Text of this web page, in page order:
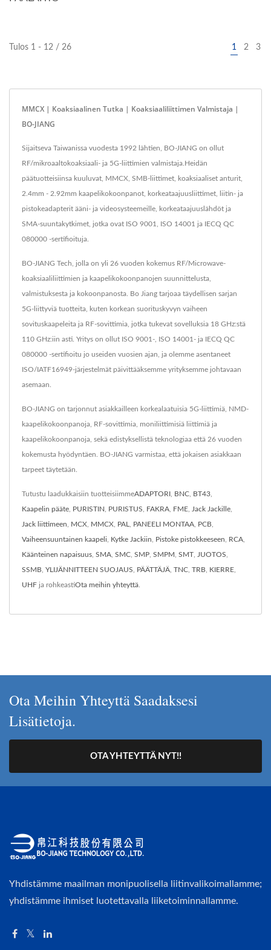
Tulos 1 - 12 / 26 1 2 3
MMCX | Koaksiaalinen Tutka | Koaksiaaliliittimen Valmistaja |
BO-JIANG
Sijaitseva Taiwanissa vuodesta 1992 lähtien, BO-JIANG on ollut
RF/mikroaaltokoaksiaali- ja 5G-liittimien valmistaja.Heidän
päätuotteisiinsa kuuluvat, MMCX, SMB-liittimet, koaksiaaliset anturit,
2.4mm - 2.92mm kaapelikokoonpanot, korkeataajuusliittimet, liitin- ja
pistokeadapterit ääni- ja videosysteemeille, korkeataajuuslähdöt ja
SMA-suuntakytkimet, jotka ovat ISO 9001, ISO 14001 ja IECQ QC
080000 -sertifioituja.
BO-JIANG Tech, jolla on yli 26 vuoden kokemus RF/Microwave-
koaksiaaliliittimien ja kaapelikokoonpanojen suunnittelusta,
valmistuksesta ja kokoonpanosta. Bo Jiang tarjoaa täydellisen sarjan
5G-liittyviä tuotteita, kuten korkean suorituskyvyn vaiheen
sovituskaapeleita ja RF-sovittimia, jotka tukevat sovelluksia 18 GHz:stä
110 GHz:iin asti. Yritys on ollut ISO 9001-, ISO 14001- ja IECQ QC
080000 -sertifioitu jo useiden vuosien ajan, ja olemme asentaneet
ISO/IATF16949-järjestelmät päivittääksemme yrityksemme johtavaan
asemaan.
BO-JIANG on tarjonnut asiakkailleen korkealaatuisia 5G-liittimiä, NMD-
kaapelikokoonpanoja, RF-sovittimia, moniliittimisiä liittimiä ja
kaapelikokoonpanoja, sekä edistyksellistä teknologiaa että 26 vuoden
kokemusta hyödyntäen. BO-JIANG varmistaa, että jokaisen asiakkaan
tarpeet täytetään.
Tutustu laadukkaisiin tuotteisiimmeADAPTORI BNC BT43
Kaapelin pääte PURISTIN PURISTUS FAKRA FME Jack Jackille
Jack liittimeen MCX MMCX PAL PANEELI MONTAA PCB
Vaiheensuuntainen kaapeli Kytke Jackiin Pistoke pistokkeeseen RCA
Käänteinen napaisuus SMA SMC SMP SMPM SMT JUOTOS
SSMB YLIJÄNNITTEEN SUOJAUS PÄÄTTÄJÄ TNC TRB KIERRE
UHF ja rohkeastiOta meihin yhteyttä
Ota Meihin Yhteyttä Saadaksesi
Lisätietoja.
OTA YHTEYTTÄ NYT!!
Yhdistämme maailman monipuolisella liitinvalikoimallamme;
yhdistämme ihmiset luotettavalla liiketoiminnallamme.